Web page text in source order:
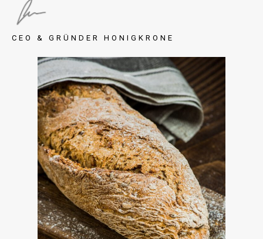
CEO & GRÜNDER HONIGKRONE